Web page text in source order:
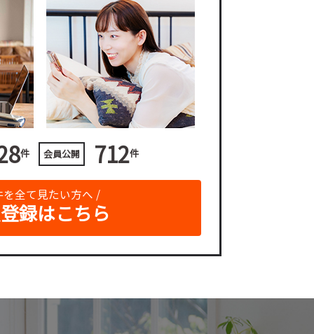
件 会員公開 712件
全て見たい方へ /
録はこちら